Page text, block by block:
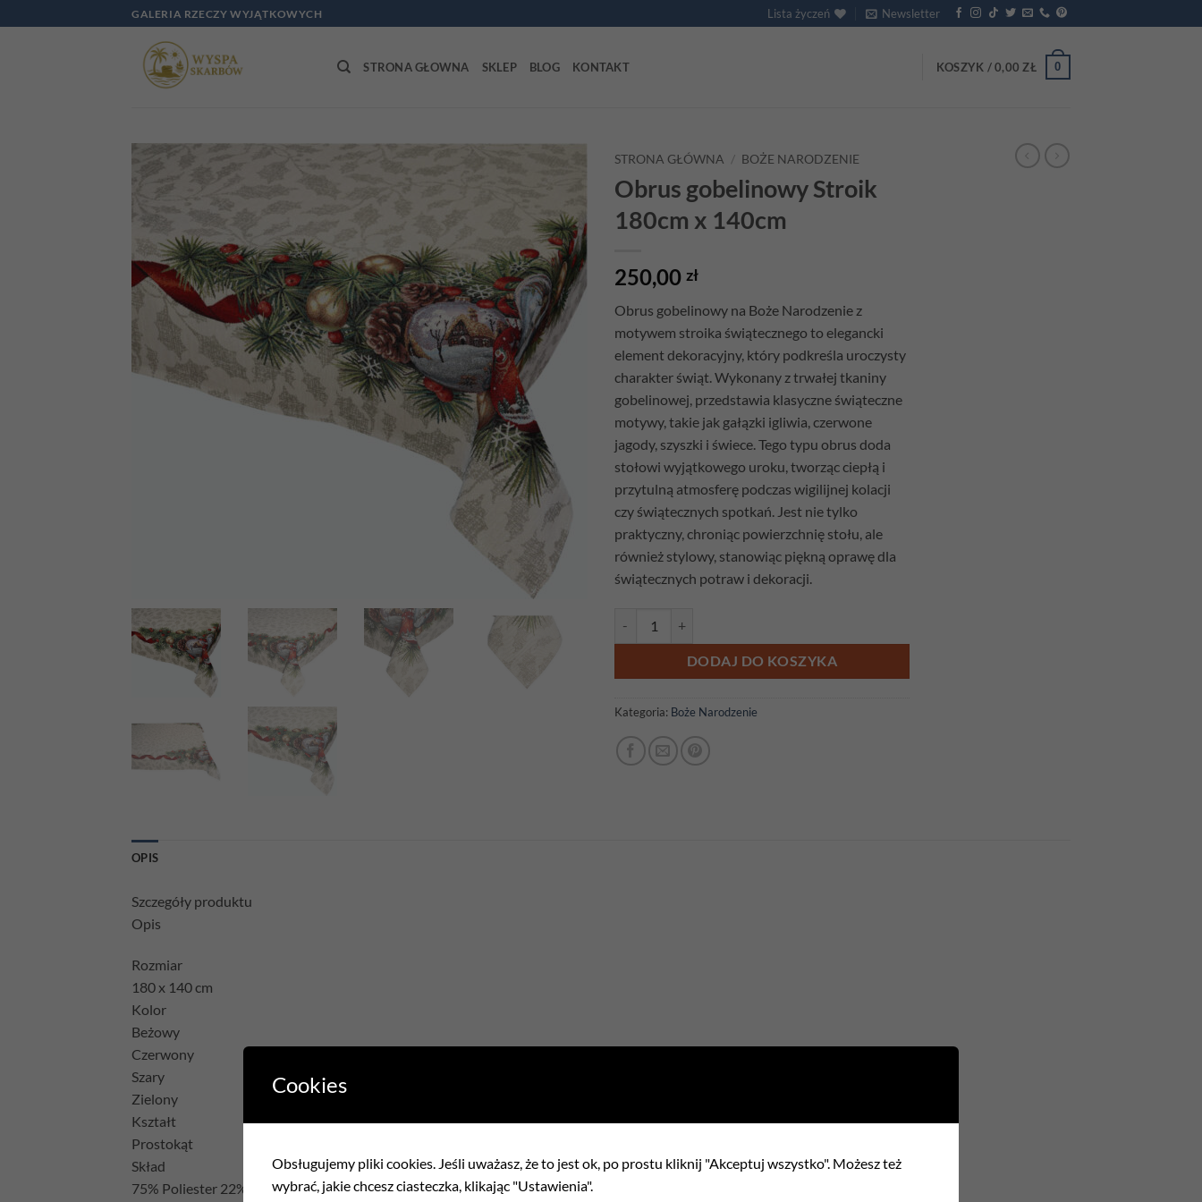
do
GALERIA RZECZY WYJĄTKOWYCH Lista życzeń Newsletter
STRONA GŁOWNA SKLEP BLOG KONTAKT KOSZYK /0,00 ZŁ 0
wishlist
STRONA GŁÓWNA / BOŻE NARODZENIE
Obrus gobelinowy Stroik
180cm x 140cm
250,00 zł
Obrus gobelinowy na Boże Narodzenie z
motywem stroika świątecznego to elegancki
element dekoracyjny, który podkreśla uroczysty
charakter świąt. Wykonany z trwałej tkaniny
gobelinowej, przedstawia klasyczne świąteczne
motywy, takie jak gałązki igliwia, czerwone
jagody, szyszki i świece. Tego typu obrus doda
stołowi wyjątkowego uroku, tworząc ciepłą i
przytulną atmosferę podczas wigilijnej kolacji
czy świątecznych spotkań. Jest nie tylko
praktyczny, chroniąc powierzchnię stołu, ale
również stylowy, stanowiąc piękną oprawę dla
świątecznych potraw i dekoracji.
DODAJ DO KOSZYKA
Kategoria: Boże Narodzenie
OPIS
Szczegóły produktu
Opis
Rozmiar
180 x 140 cm
Kolor
Beżowy
Czerwony
Szary
Zielony
Kształt
Prostokąt
Skład
75% Poliester 22% Bawełna 3% Akryl
Cookies
Obsługujemy pliki cookies. Jeśli uważasz, że to jest ok, po prostu kliknij "Akceptuj wszystko". Możesz też
wybrać, jakie chcesz ciasteczka, klikając "Ustawienia".